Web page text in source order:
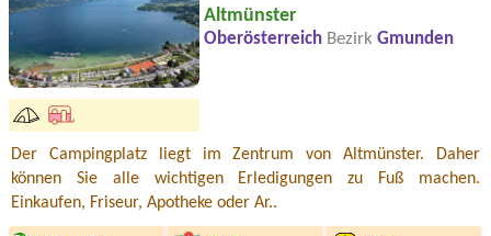
Altmünster
Oberösterreich Bezirk Gmunden
Der Campingplatz liegt im Zentrum von Altmünster. Daher
können Sie alle wichtigen Erledigungen zu Fuß machen.
Einkaufen, Friseur, Apotheke oder Ar..